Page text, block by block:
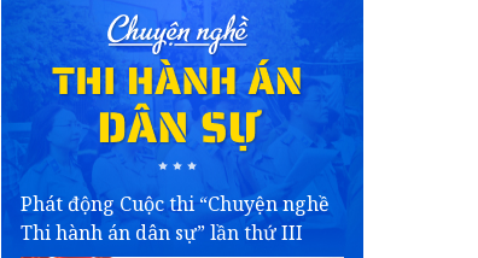
Phát động Cuộc thi “Chuyện nghề
Thi hành án dân sự” lần thứ III